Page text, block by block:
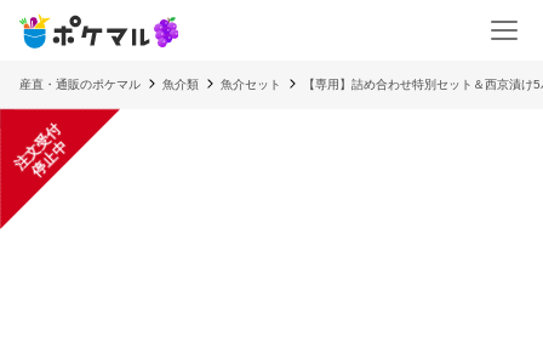
産直・通販のポケマル 魚介類 魚介セット 【専用】詰め合わせ特別セット＆西京漬け
注
文
受
付
停
止
中